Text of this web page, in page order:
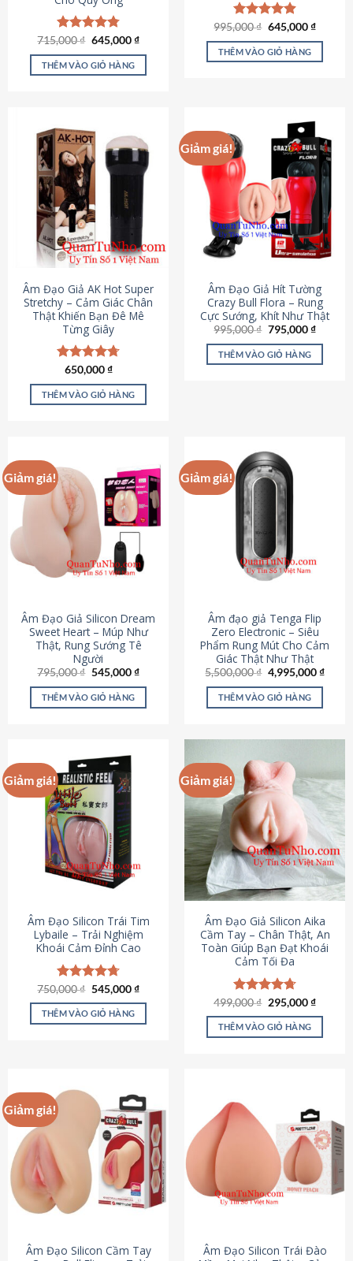
Được xếp
hạng4.79
5 sao
715,000₫ Giá
là:
715,000 ₫.
645,000₫Giá
tại
THÊM VÀO GIỎ HÀNG
Được xếp
hạng4.88
5 sao
995,000₫ Giá
là:
995,000 ₫.
645,000₫Giá
tại
THÊM VÀO GIỎ HÀNG
Âm Đạo Giả AK Hot Super
Stretchy – Cảm Giác Chân
Thật Khiến Bạn Đê Mê
Từng Giây
Được xếp
hạng4.75
5 sao
650,000₫
THÊM VÀO GIỎ HÀNG
Giảm giá!
Âm Đạo Giả Hít Tường
Crazy Bull Flora – Rung
Cực Sướng, Khít Như Thật
995,000₫ Giá
là:
995,000 ₫.
795,000₫Giá
tại
THÊM VÀO GIỎ HÀNG
Giảm giá!
Âm Đạo Giả Silicon Dream
Sweet Heart – Múp Như
Thật, Rung Sướng Tê
Người
795,000₫ Giá
là:
795,000 ₫.
545,000₫Giá
tại
545,000 ₫.
THÊM VÀO GIỎ HÀNG
Giảm giá!
Âm đạo giả Tenga Flip
Zero Electronic – Siêu
Phẩm Rung Mút Cho Cảm
Giác Thật Như Thật
5,500,000₫ Giá
gốc
là:
5,500,000 ₫.
4,995,000₫Giá
THÊM VÀO GIỎ HÀNG
Giảm giá!
Âm Đạo Silicon Trái Tim
Lybaile – Trải Nghiệm
Khoái Cảm Đỉnh Cao
Được xếp
hạng4.70
5 sao
750,000₫ Giá
là:
750,000 ₫.
545,000₫Giá
tại
545,000 ₫.
THÊM VÀO GIỎ HÀNG
Giảm giá!
Âm Đạo Giả Silicon Aika
Cầm Tay – Chân Thật, An
Toàn Giúp Bạn Đạt Khoái
Cảm Tối Đa
Được xếp
hạng4.75
5 sao
499,000₫ Giá
là:
499,000 ₫.
295,000₫Giá
tại
THÊM VÀO GIỎ HÀNG
Giảm giá!
Âm Đạo Silicon Cầm Tay
Âm Đạo Silicon Trái Đào